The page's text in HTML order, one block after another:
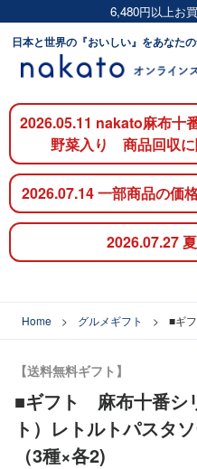
6,480円以上お
日本と世界の『おいしい』をあなた
2026.05.11 nakato麻布十
野菜入り 商品回収に
2026.07.14 一部商品の価
2026.07.27
Home グルメギフト ■ギ
【送料無料ギフト】
■ギフト 麻布十番シ
ト）レトルトパスタ
（3種×各2)